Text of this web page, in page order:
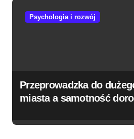
Psychologia i rozwój
Przeprowadzka do
miasta a samotność
wsparcia?